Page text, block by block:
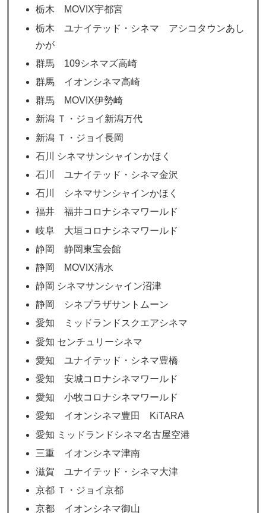
栃木 MOVIX宇都宮
栃木 ユナイテッド・シネマ アシコタウンあし
かが
群馬 109シネマズ高崎
群馬 イオンシネマ高崎
群馬 MOVIX伊勢崎
新潟 Ｔ・ジョイ新潟万代
新潟 Ｔ・ジョイ長岡
石川 シネマサンシャインかほく
石川 ユナイテッド・シネマ金沢
石川 シネマサンシャインかほく
福井 福井コロナシネマワールド
岐阜 大垣コロナシネマワールド
静岡 静岡東宝会館
静岡 MOVIX清水
静岡 シネマサンシャイン沼津
静岡 シネプラザサントムーン
愛知 ミッドランドスクエアシネマ
愛知 センチュリーシネマ
愛知 ユナイテッド・シネマ豊橋
愛知 安城コロナシネマワールド
愛知 小牧コロナシネマワールド
愛知 イオンシネマ豊田 KiTARA
愛知 ミッドランドシネマ名古屋空港
三重 イオンシネマ津南
滋賀 ユナイテッド・シネマ大津
京都 Ｔ・ジョイ京都
京都 イオンシネマ御山